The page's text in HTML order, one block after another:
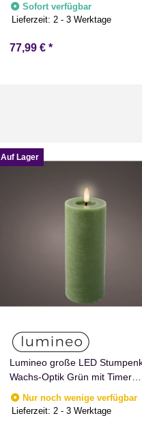
Sofort verfügbar
Lieferzeit: 2 - 3 Werktage
77,99 € *
Auf Lager
Lumineo große LED
Wachs-Optik Grün mit Timer
Flammen Effect für Drinnen
Warmweiß 19 cm hoch
Nur noch wenige verfügbar
Lieferzeit:2 - 3 Werktage